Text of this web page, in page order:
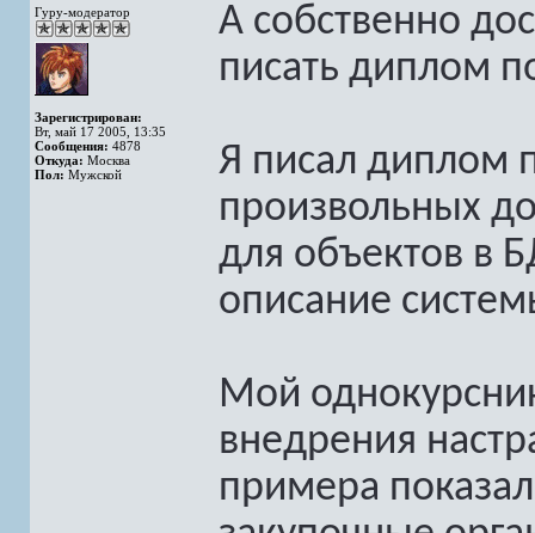
Гуру-модератор
Зарегистрирован:
Вт, май 17 2005, 13:35
Сообщения: 4878
Откуда: Москва
Пол: Мужской
А собственно
писать диплом
Я писал диплом
произвольных
для объектов в
описание
Мой
внедрения
примера